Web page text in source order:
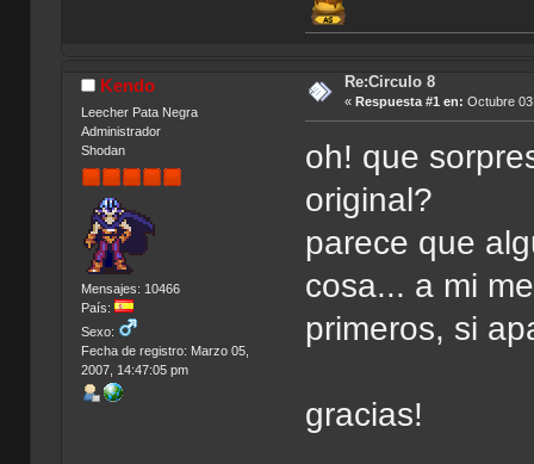
Kendo
Leecher Pata Negra
Administrador
Shodan
Mensajes: 10466
País:
Sexo:
Fecha de registro: Marzo 05,
2007, 14:47:05 pm
Re:Circulo 8
« Respuesta #1 en: Octubre
oh! que
original?
parece que
cosa... a mi
primeros, si
gracias!